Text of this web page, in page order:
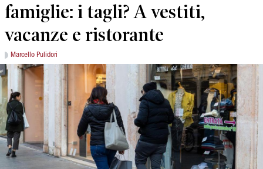
famiglie: i tagli? A vestiti,
vacanze e ristorante
Marcello Pulidori